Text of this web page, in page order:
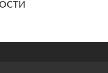
И